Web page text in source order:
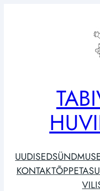
UUDISED
KONTAKT